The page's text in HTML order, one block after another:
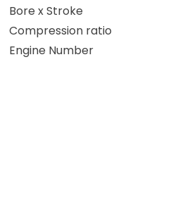
Bore x Stroke
Compression ratio
Engine Number